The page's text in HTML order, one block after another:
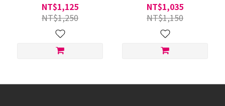
NT$1,125
NT$1,250
NT$1,035
NT$1,150